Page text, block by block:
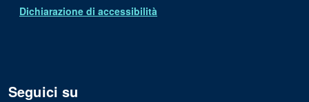
Dichiarazione di accessibilità
Seguici su